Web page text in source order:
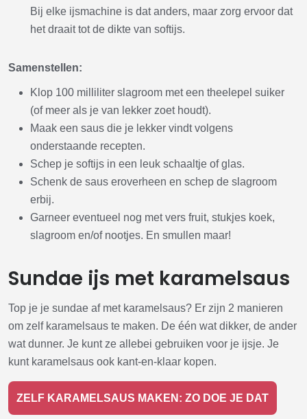
Bij elke ijsmachine is dat anders, maar zorg ervoor dat
het draait tot de dikte van softijs.
Samenstellen:
Klop 100 milliliter slagroom met een theelepel suiker
(of meer als je van lekker zoet houdt).
Maak een saus die je lekker vindt volgens
onderstaande recepten.
Schep je softijs in een leuk schaaltje of glas.
Schenk de saus eroverheen en schep de slagroom
erbij.
Garneer eventueel nog met vers fruit, stukjes koek,
slagroom en/of nootjes. En smullen maar!
Sundae ijs met karamelsaus
Top je je sundae af met karamelsaus? Er zijn 2 manieren
om zelf karamelsaus te maken. De één wat dikker, de ander
wat dunner. Je kunt ze allebei gebruiken voor je ijsje. Je
kunt karamelsaus ook kant-en-klaar kopen.
ZELF KARAMELSAUS MAKEN: ZO DOE JE DAT